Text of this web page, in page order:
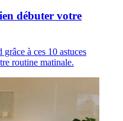
débuter votre
à ces 10 astuces
routine matinale.